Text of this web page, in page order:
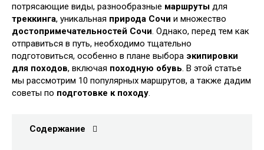
потрясающие виды, разнообразные маршруты для
треккинга, уникальная природа Сочи и множество
достопримечательностей Сочи. Однако, перед тем как
отправиться в путь, необходимо тщательно
подготовиться, особенно в плане выбора экипировки
для походов, включая походную обувь. В этой статье
мы рассмотрим 10 популярных маршрутов, а также дадим
советы по подготовке к походу.
Содержание